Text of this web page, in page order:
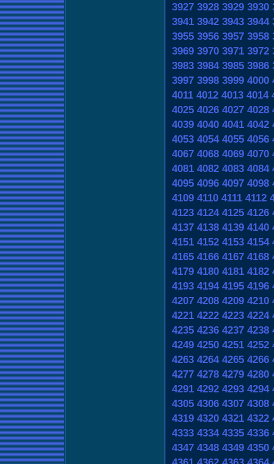
3927 3928 3929 3930
3941 3942 3943 3944
3955 3956 3957 3958
3969 3970 3971 3972
3983 3984 3985 3986
3997 3998 3999 4000
4011 4012 4013 4014
4025 4026 4027 4028
4039 4040 4041 4042
4053 4054 4055 4056
4067 4068 4069 4070
4081 4082 4083 4084
4095 4096 4097 4098
4109 4110 4111 4112
4123 4124 4125 4126
4137 4138 4139 4140
4151 4152 4153 4154
4165 4166 4167 4168
4179 4180 4181 4182
4193 4194 4195 4196
4207 4208 4209 4210
4221 4222 4223 4224
4235 4236 4237 4238
4249 4250 4251 4252
4263 4264 4265 4266
4277 4278 4279 4280
4291 4292 4293 4294
4305 4306 4307 4308
4319 4320 4321 4322
4333 4334 4335 4336
4347 4348 4349 4350